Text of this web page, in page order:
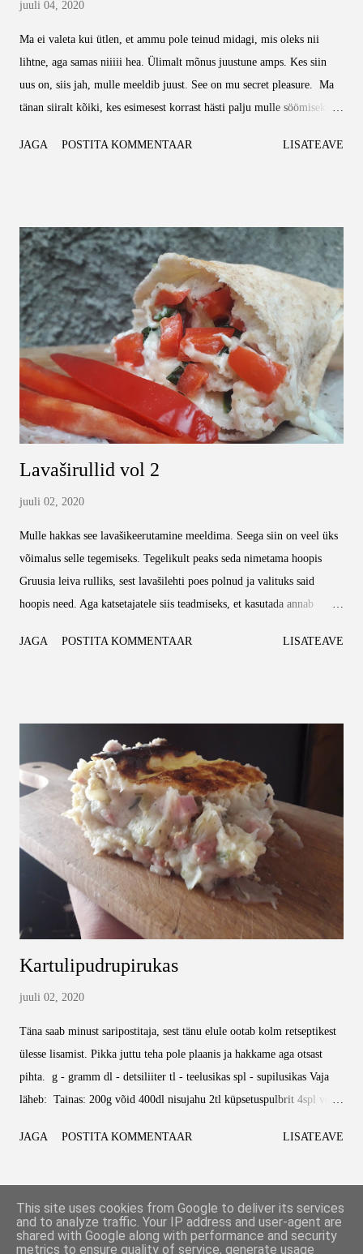
juuli 04, 2020
Ma ei valeta kui ütlen, et ammu pole teinud midagi, mis oleks nii
lihtne, aga samas niiiii hea. Ülimalt mõnus juustune amps. Kes siin
uus on, siis jah, mulle meeldib juust. See on mu secret pleasure. Ma
tänan siiralt kõiki, kes esimesest korrast hästi palju mulle söömiseks
sellele, kui palju kavatsed valmistada. Põhimõtteliselt tasub arvestada,
et ühe lehttaigna paki kohta kulub ära üks sulatatud juust ja umbes-
täpselt pool pakki riivjuustu. Viimasega oleneb muidugi palju ka
sellest, kui helde kavatsed olla. Sulata lehttainas, rulli see lahti. Olgu,
ta ilmselt juba on seal pakis kenasti ristkülikukuju...
JAGA POSTITA KOMMENTAAR LISATEAVE
Lavaširullid vol 2
juuli 02, 2020
Mulle hakkas see lavašikeerutamine meeldima. Seega siin on veel üks
võimalus selle tegemiseks. Tegelikult peaks seda nimetama hoopis
Gruusia leiva rulliks, sest lavašilehti poes polnud ja valituks said
hoopis need. Aga katsetajatele siis teadmiseks, et kasutada annab
leitav siit. NB! Kogused olenevad sellest, mitu rulli teed. Käesolevas
oleneb, kas keegi käib vahepeal ära söömas neid) grillvorsti.
Vorstikesed võiksid olla pisikesed aga jämedad, siis hammas ei põru ja
rull on kindlam. Võta lauale lavašš, gruusia leib või mõni muu
sarnane materjal ning määri sellele sulatatud juustu. Ühte serva pane
grillvorstid, jälgi, et jääks normaalselt ja ei hakkaks servadest nö ...
JAGA POSTITA KOMMENTAAR LISATEAVE
Kartulipudrupirukas
juuli 02, 2020
Täna saab minust saripostitaja, sest tänu elule ootab kolm retseptikest
ülesse lisamist. Pikka juttu teha pole plaanis ja hakkame aga otsast
pihta. g - gramm dl - detsiliiter tl - teelusikas spl - supilusikas Vaja
läheb: Tainas: 200g võid 400dl nisujahu 2tl küpsetuspulbrit 4spl vett
Maitseained/maitsetaimed (kasutasin soola, tilli, peterselli, basiilikut)
Alustuseks peaks taigna valmis tegema. Selle jaoks pane kaussi või.
JAGA POSTITA KOMMENTAAR LISATEAVE
This site uses cookies from Google to deliver its services
and to analyze traffic. Your IP address and user-agent are
shared with Google along with performance and security
metrics to ensure quality of service, generate usage